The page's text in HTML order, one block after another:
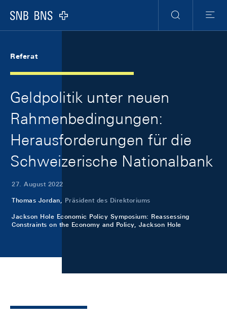
Logo
Suche
Menu
Referat
Geldpolitik unter neuen
Rahmenbedingungen:
Herausforderungen für die
Schweizerische Nationalbank
27. August 2022
Thomas Jordan, Präsident des Direktoriums
Jackson Hole Economic Policy Symposium: Reassessing
Constraints on the Economy and Policy, Jackson Hole